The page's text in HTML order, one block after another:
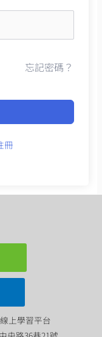
忘記密碼？
冊
上學習平台